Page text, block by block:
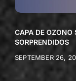
CAPA DE OZONO
SORPRENDIDOS
SEPTEMBER 26,